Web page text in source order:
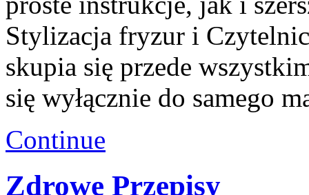
Stylizacja fryzur i
skupia się przede
się wyłącznie do samego
Continue
Zdrowe Przepisy